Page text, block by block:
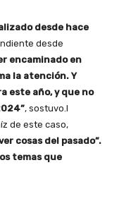
desde hace
desde
encaminado en
la atención. Y
este año, y que no
, sostuvo.l
de este caso,
cosas del pasado”.
temas que